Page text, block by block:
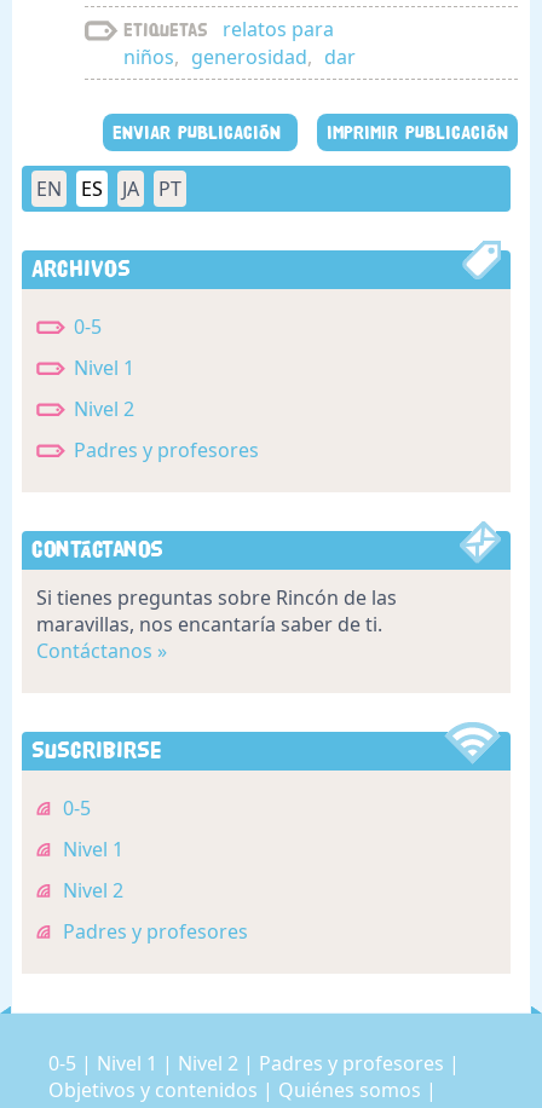
Etiquetas
relatos para
niños, generosidad, dar
ENVIAR PUBLICACIÓN IMPRIMIR PUBLICACIÓN
EN ES JA PT
Archivos
0-5
Nivel 1
Nivel 2
Padres y profesores
Contáctanos
Si tienes preguntas sobre Rincón de las
maravillas, nos encantaría saber de ti.
Contáctanos »
Suscribirse
0-5
Nivel 1
Nivel 2
Padres y profesores
0-5 | Nivel 1 | Nivel 2 | Padres y profesores |
Objetivos y contenidos | Quiénes somos |